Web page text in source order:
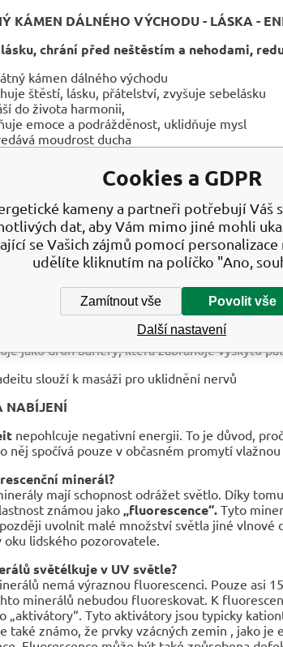
KÁMEN DÁLNÉHO VÝCHODU - LÁSKA -
chrání před neštěstím a nehodami,
kámen dálného východu
štěstí, lásku, přátelství, zvyšuje sebelásku
do života harmonii,
emoce a podrážděnost, uklidňuje mysl
moudrost ducha
prosperující energii při obchodních jednáních
prodlužovat život
ÚČINKY
nervový systém zahání noční můry, navozuje
imunitní systém
jako lék proti bolesti při onemocnění
účinek na orgány gastrointestinálního
zlepšit sluchovou a zrakovou ostrost
při problémech s otěhotněním, usnadňuje
jako druh bariéry, která zabraňuje výskytu
slouží k masáži pro uklidnění nervů
NABÍJENÍ
nepohlcuje negativní energii. To je důvod,
něj spočívá pouze v občasném promytí
minerál?
mají schopnost odrážet světlo. Díky
známou jako „fluorescence“. Tyto
uvolnit malé množství světla jiné vlnové
oku lidského pozorovatele.
světélkuje v UV světle?
nemá výraznou fluorescenci. Pouze asi
minerálů nebudou fluoreskovat. K
„aktivátory“. Tyto aktivátory jsou typicky
také známo, že prvky vzácných zemin , jako
Cookies a GDPR
kameny a partneři potřebují Váš
dat, aby Vám mimo jiné mohli
se Vašich zájmů pomocí personalizace
udělíte kliknutím na políčko "Ano,
Zamítnout vše Povolit vše
Další nastavení